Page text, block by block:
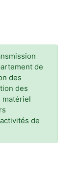
de
des
des
matériel
de